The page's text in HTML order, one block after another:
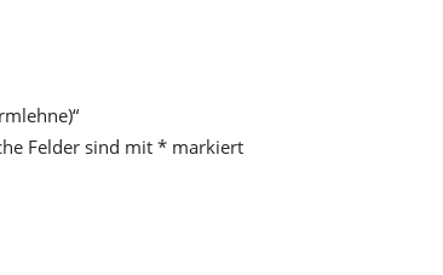
Felder sind mit* markiert